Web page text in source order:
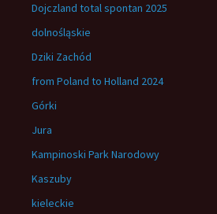
Dojczland total spontan 2025
dolnośląskie
Dziki Zachód
from Poland to Holland 2024
Górki
Jura
Kampinoski Park Narodowy
Kaszuby
kieleckie